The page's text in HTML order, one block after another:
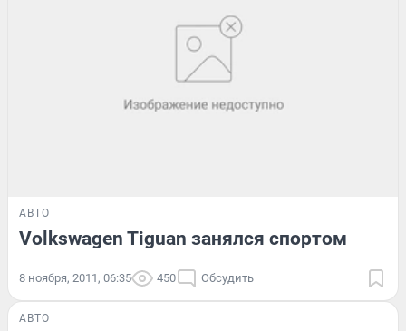
АВТО
Volkswagen Tiguan занялся спортом
8 ноября, 2011, 06:35 450 Обсудить
АВТО